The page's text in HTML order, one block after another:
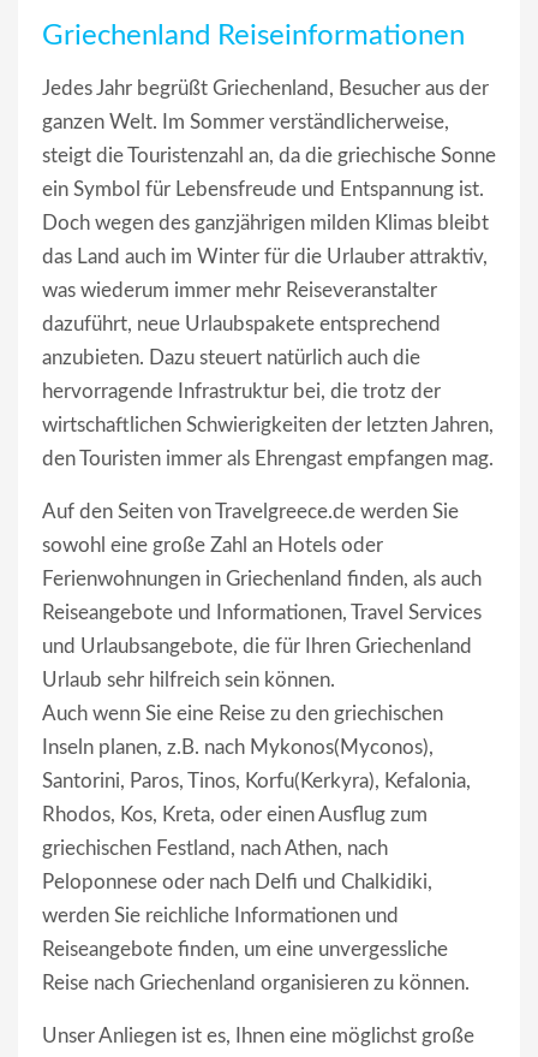
Griechenland Reiseinformationen
Jedes Jahr begrüßt Griechenland, Besucher aus der
ganzen Welt. Im Sommer verständlicherweise,
steigt die Touristenzahl an, da die griechische Sonne
ein Symbol für Lebensfreude und Entspannung ist.
Doch wegen des ganzjährigen milden Klimas bleibt
das Land auch im Winter für die Urlauber attraktiv,
was wiederum immer mehr Reiseveranstalter
dazuführt, neue Urlaubspakete entsprechend
anzubieten. Dazu steuert natürlich auch die
hervorragende Infrastruktur bei, die trotz der
wirtschaftlichen Schwierigkeiten der letzten Jahren,
den Touristen immer als Ehrengast empfangen mag.
Auf den Seiten von Travelgreece.de werden Sie
sowohl eine große Zahl an Hotels oder
Ferienwohnungen in Griechenland finden, als auch
Reiseangebote und Informationen, Travel Services
und Urlaubsangebote, die für Ihren Griechenland
Urlaub sehr hilfreich sein können.
Auch wenn Sie eine Reise zu den griechischen
Inseln planen, z.B. nach Mykonos(Myconos),
Santorini, Paros, Tinos, Korfu(Kerkyra), Kefalonia,
Rhodos, Kos, Kreta, oder einen Ausflug zum
griechischen Festland, nach Athen, nach
Peloponnese oder nach Delfi und Chalkidiki,
werden Sie reichliche Informationen und
Reiseangebote finden, um eine unvergessliche
Reise nach Griechenland organisieren zu können.
Unser Anliegen ist es, Ihnen eine möglichst große